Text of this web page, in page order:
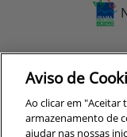
Exercise
Powered
Aviso de
Ao clicar em "Aceitar
armazenamento de
ajudar nas nossas